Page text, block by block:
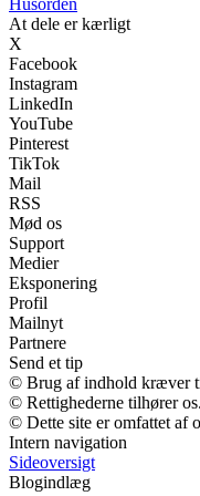
Husorden
At dele er kærligt
X
Facebook
Instagram
LinkedIn
YouTube
Pinterest
TikTok
Mail
RSS
Mød os
Support
Medier
Eksponering
Profil
Mailnyt
Partnere
Send et tip
© Brug af indhold kræver
© Rettighederne tilhører
© Dette site er omfattet af
Intern navigation
Sideoversigt
Blogindlæg